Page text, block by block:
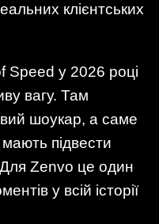
клієнтських
у 2026 році
вагу. Там
шоукар, а саме
мають підвести
Для Zenvo це один
у всій історії